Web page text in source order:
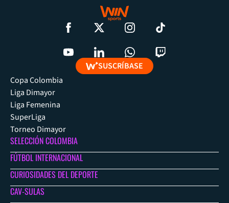
SUSCRÍBASE
Copa Colombia
Liga Dimayor
Liga Femenina
SuperLiga
Torneo Dimayor
SELECCIÓN COLOMBIA
FÚTBOL INTERNACIONAL
CURIOSIDADES DEL DEPORTE
CAV-SULAS